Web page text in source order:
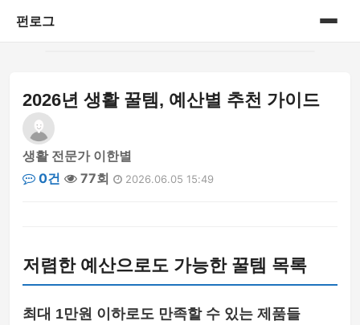
펀로그
게시판
2026년 생활 꿀템, 예산별 추천 가이드
생활 전문가 이한별
0건
77회 2026.06.05 15:49
저렴한 예산으로도 가능한 꿀템 목록
최대 1만원 이하로도 만족할 수 있는 제품들